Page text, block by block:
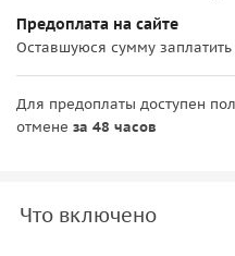
Предоплата на сайте
Оставшуюся сумму заплатить
Для предоплаты доступен
отмене за 48 часов
Что включено